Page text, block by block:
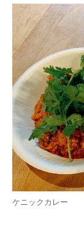
ケニックカレー